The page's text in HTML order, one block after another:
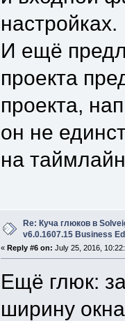
настройках.
И ещё
проекта
проекта,
он не
на
Re: Куча глюков в
v6.0.1607.15 Business
« Reply #6 on: July 25, 2016,
Ещё глюк:
ширину